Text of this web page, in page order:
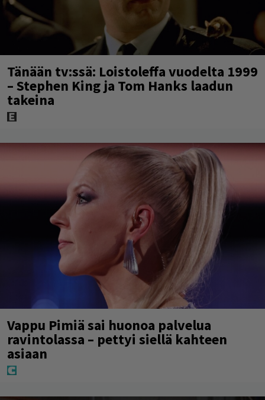
Tänään tv:ssä: Loistoleffa vuodelta 1999
– Stephen King ja Tom Hanks laadun
takeina
Vappu Pimiä sai huonoa palvelua
ravintolassa – pettyi siellä kahteen
asiaan